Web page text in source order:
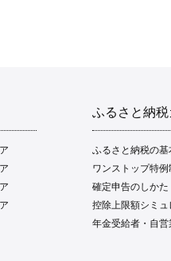
ふるさと納税
ふるさと納税の基
ワンストップ特
確定申告のしかた
控除上限額シミュ
年金受給者・自